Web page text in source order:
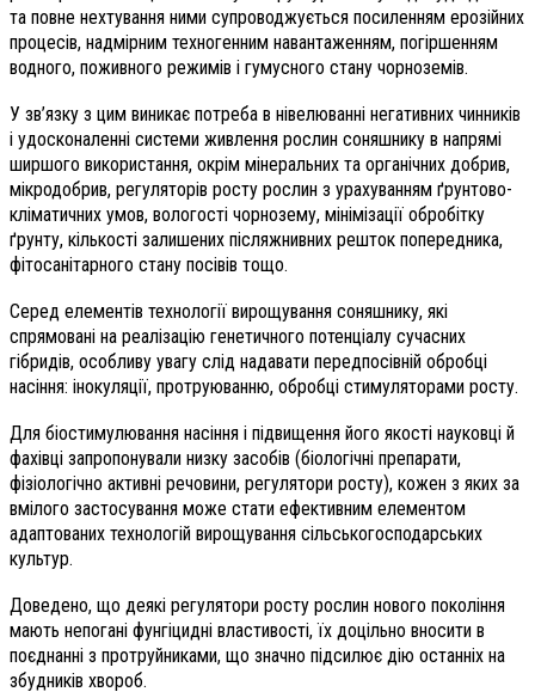
та повне нехтування ними супроводжується посиленням ерозійних
процесів, надмірним техногенним навантаженням, погіршенням
водного, поживного режимів і гумусного стану чорноземів.
У зв’язку з цим виникає потреба в нівелюванні негативних чинників
і удосконаленні системи живлення рослин соняшнику в напрямі
ширшого використання, окрім мінеральних та органічних добрив,
мікродобрив, регуляторів росту рослин з урахуванням ґрунтово-
кліматичних умов, вологості чорнозему, мінімізації обробітку
ґрунту, кількості залишених післяжнивних решток попередника,
фітосанітарного стану посівів тощо.
Серед елементів технології вирощування соняшнику, які
спрямовані на реалізацію генетичного потенціалу сучасних
гібридів, особливу увагу слід надавати передпосівній обробці
насіння: інокуляції, протруюванню, обробці стимуляторами росту.
Для біостимулювання насіння і підвищення його якості науковці й
фахівці запропонували низку засобів (біологічні препарати,
фізіологічно активні речовини, регулятори росту), кожен з яких за
вмілого застосування може стати ефективним елементом
адаптованих технологій вирощування сільськогосподарських
культур.
Доведено, що деякі регулятори росту рослин нового покоління
мають непогані фунгіцидні властивості, їх доцільно вносити в
поєднанні з протруйниками, що значно підсилює дію останніх на
збудників хвороб.